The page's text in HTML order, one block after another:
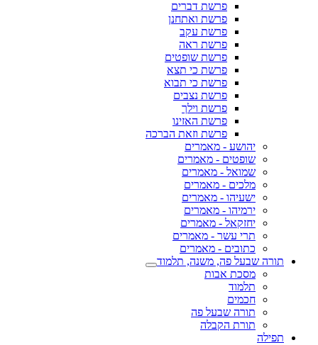
פרשת דברים
פרשת ואתחנן
פרשת עקב
פרשת ראה
פרשת שופטים
פרשת כי תצא
פרשת כי תבוא
פרשת נצבים
פרשת וילך
פרשת האזינו
פרשת וזאת הברכה
יהושע - מאמרים
שופטים - מאמרים
שמואל - מאמרים
מלכים - מאמרים
ישעיהו - מאמרים
ירמיהו - מאמרים
יחזקאל - מאמרים
תרי עשר - מאמרים
כתובים - מאמרים
תורה שבעל פה, משנה, תלמוד
מסכת אבות
תלמוד
חכמים
תורה שבעל פה
תורת הקבלה
תפילה